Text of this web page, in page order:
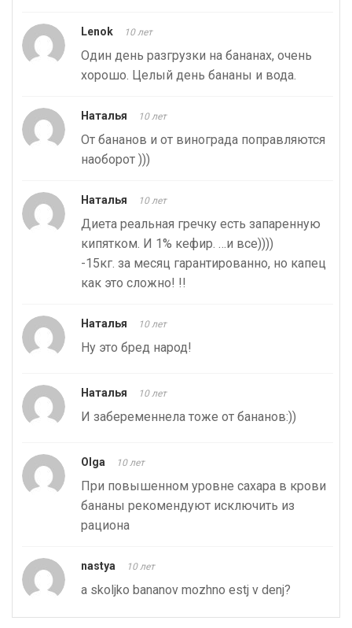
Lenok 10 лет
Один день разгрузки на бананах, очень
хорошо. Целый день бананы и вода.
Наталья 10 лет
От бананов и от винограда поправляются
наоборот )))
Наталья 10 лет
Диета реальная гречку есть запаренную
кипятком. И 1% кефир. …и все))))
-15кг. за месяц гарантированно, но капец
как это сложно! !!
Наталья 10 лет
Ну это бред народ!
Наталья 10 лет
И забеременнела тоже от бананов:))
Olga 10 лет
При повышенном уровне сахара в крови
бананы рекомендуют исключить из
рациона
nastya 10 лет
a skoljko bananov mozhno estj v denj?